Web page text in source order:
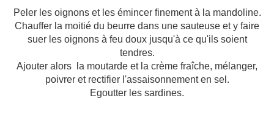
Peler les oignons et les émincer finement à la mandoline.
Chauffer la moitié du beurre dans une sauteuse et y faire
suer les oignons à feu doux jusqu'à ce qu'ils soient
tendres.
Ajouter alors la moutarde et la crème fraîche, mélanger,
poivrer et rectifier l'assaisonnement en sel.
Egoutter les sardines.